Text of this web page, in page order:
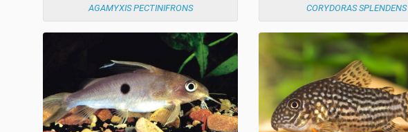
AGAMYXIS PECTINIFRONS CORYDORAS SPLENDENS